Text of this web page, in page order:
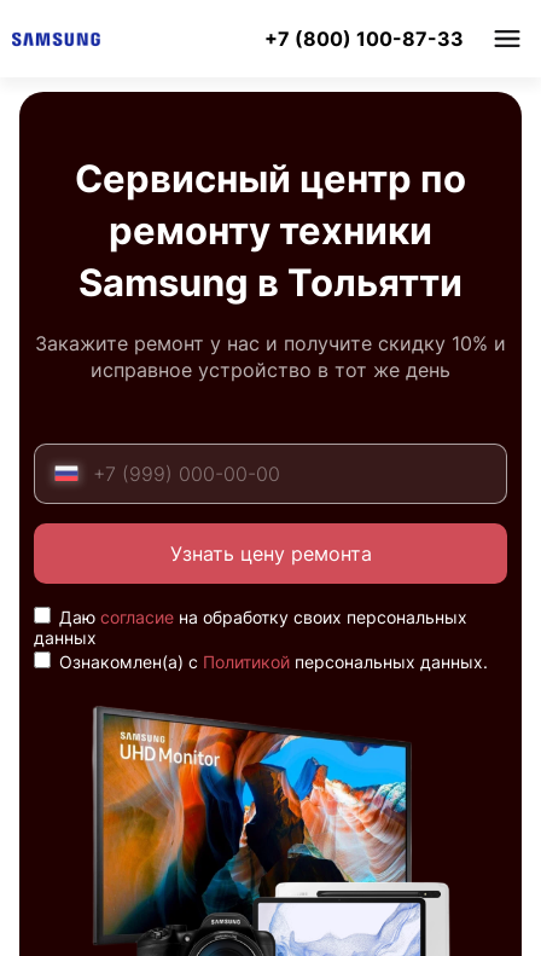
+7 (800) 100-87-33
Сервисный центр по
ремонту техники
Samsung в Тольятти
Закажите ремонт у нас и получите скидку 10% и
исправное устройство в тот же день
Узнать цену ремонта
Даю согласие на обработку своих персональных
данных
Ознакомлен(а) с Политикой персональных данных.